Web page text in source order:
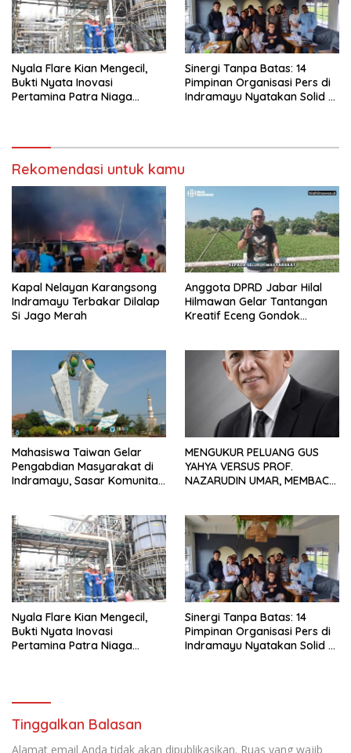
Nyala Flare Kian Mengecil,
Bukti Nyata Inovasi
Pertamina Patra Niaga
Sinergi Tanpa Batas: 14
Pimpinan Organisasi Pers di
Indramayu Nyatakan Solid di
Rekomendasi untuk kamu
Kapal Nelayan Karangsong
Indramayu Terbakar Dilalap
Si Jago Merah
Anggota DPRD Jabar Hilal
Hilmawan Gelar Tantangan
Kreatif Eceng Gondok
Mahasiswa Taiwan Gelar
Pengabdian Masyarakat di
Indramayu, Sasar Komunitas
MENGUKUR PELUANG GUS
YAHYA VERSUS PROF.
NAZARUDIN UMAR, MEMBACA
Nyala Flare Kian Mengecil,
Bukti Nyata Inovasi
Pertamina Patra Niaga
Sinergi Tanpa Batas: 14
Pimpinan Organisasi Pers di
Indramayu Nyatakan Solid di
Tinggalkan Balasan
Alamat email Anda tidak akan dipublikasikan. Ruas yang wajib